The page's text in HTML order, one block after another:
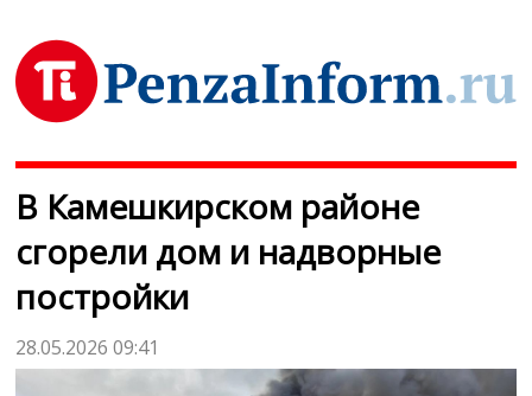
В Камешкирском районе
сгорели дом и надворные
постройки
28.05.2026 09:41